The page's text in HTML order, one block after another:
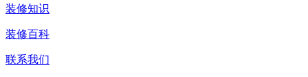
装修知识
装修百科
联系我们